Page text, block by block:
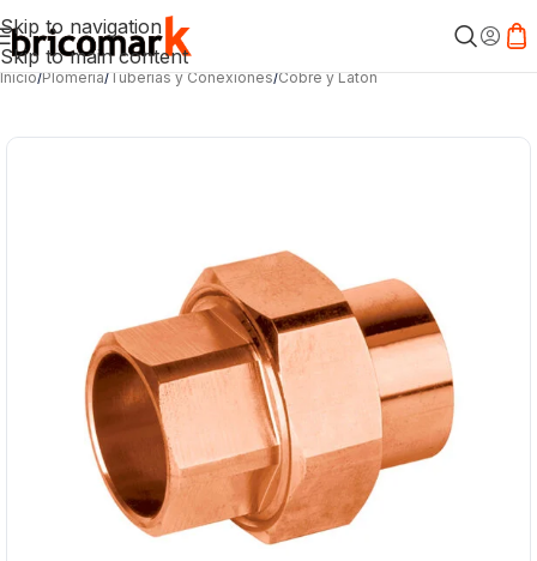
Skip to navigation
Skip to main content
Inicio/Plomería/Tuberías y Conexiones/Cobre y Latón